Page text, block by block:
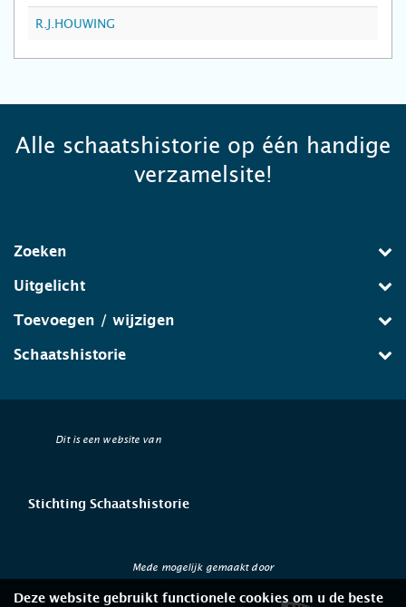
R.J.HOUWING
Alle schaatshistorie op één handige
verzamelsite!
Zoeken
Uitgelicht
Toevoegen / wijzigen
Schaatshistorie
Dit is een website van
Stichting Schaatshistorie
Mede mogelijk gemaakt door
Deze website gebruikt functionele cookies om u de beste